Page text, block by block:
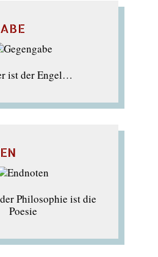
ist der Engel…
Philosophie ist die
Poesie